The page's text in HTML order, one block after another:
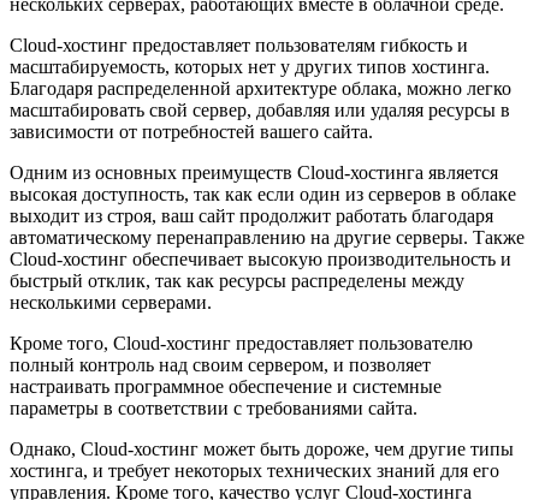
Cloud-хостинг предоставляет пользователям гибкость и
масштабируемость, которых нет у других типов хостинга.
Благодаря распределенной архитектуре облака, можно легко
масштабировать свой сервер, добавляя или удаляя ресурсы в
зависимости от потребностей вашего сайта.
Одним из основных преимуществ Cloud-хостинга является
высокая доступность, так как если один из серверов в облаке
выходит из строя, ваш сайт продолжит работать благодаря
автоматическому перенаправлению на другие серверы. Также
Cloud-хостинг обеспечивает высокую производительность и
быстрый отклик, так как ресурсы распределены между
несколькими серверами.
Кроме того, Cloud-хостинг предоставляет пользователю
полный контроль над своим сервером, и позволяет
настраивать программное обеспечение и системные
параметры в соответствии с требованиями сайта.
Однако, Cloud-хостинг может быть дороже, чем другие типы
хостинга, и требует некоторых технических знаний для его
управления. Кроме того, качество услуг Cloud-хостинга